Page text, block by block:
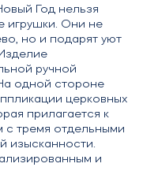
Год нельзя
игрушки. Они не
но и подарят уют
ручной
одной стороне
церковных
прилагается к
тремя отдельными
изысканности.
и